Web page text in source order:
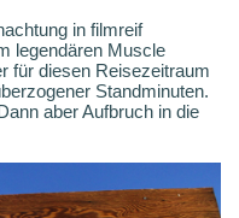
in filmreif
legendären Muscle
für diesen Reisezeitraum
Standminuten.
aber Aufbruch in die